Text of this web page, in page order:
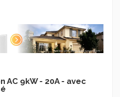
9kW - 20A - avec